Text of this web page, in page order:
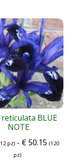
BLUE
NOTE
pz) - €50.15 (120
pz)